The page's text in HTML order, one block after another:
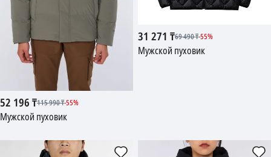
52 196₸115 990₸-55%
Мужской пуховик
31 271 ₸69 490₸-55%
Мужской пуховик